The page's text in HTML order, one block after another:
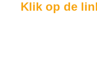
Klik op de